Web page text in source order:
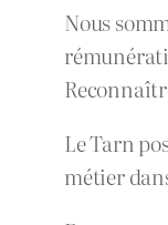
Nous
Le Tarn
métier